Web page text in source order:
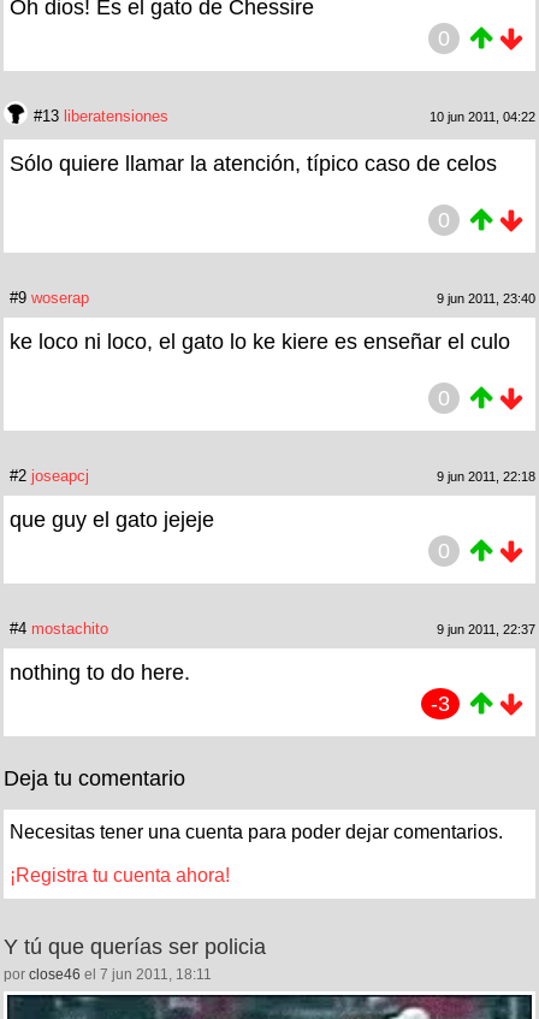
Oh dios! Es el gato de Chessire
0
#13 liberatensiones 10 jun 2011, 04:22
Sólo quiere llamar la atención, típico caso de celos
0
#9 woserap 9 jun 2011, 23:40
ke loco ni loco, el gato lo ke kiere es enseñar el culo
0
#2 joseapcj 9 jun 2011, 22:18
que guy el gato jejeje
0
#4 mostachito 9 jun 2011, 22:37
nothing to do here.
-3
Deja tu comentario
Necesitas tener una cuenta para poder dejar comentarios.
¡Registra tu cuenta ahora!
Y tú que querías ser policia
por close46 el 7 jun 2011, 18:11